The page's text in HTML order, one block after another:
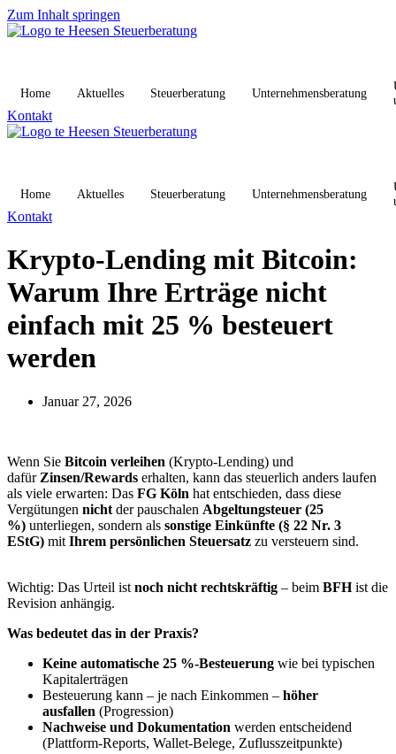
Zum Inhalt springen
Home Aktuelles Steuerberatung Unternehmensberatung
Kontakt
Home Aktuelles Steuerberatung Unternehmensberatung
Kontakt
Krypto-Lending mit Bitcoin:
Warum Ihre Erträge nicht
einfach mit 25 % besteuert
werden
Januar 27, 2026
Wenn Sie Bitcoin verleihen (Krypto-Lending) und
dafür Zinsen/Rewards erhalten, kann das steuerlich anders laufen
als viele erwarten: Das FG Köln hat entschieden, dass diese
Vergütungen nicht der pauschalen Abgeltungsteuer (25
%) unterliegen, sondern als sonstige Einkünfte (§ 22 Nr. 3
EStG) mit Ihrem persönlichen Steuersatz zu versteuern sind.
Wichtig: Das Urteil ist noch nicht rechtskräftig – beim BFHist die
Revision anhängig.
Was bedeutet das in der Praxis?
Keine automatische 25 %-Besteuerung wie bei typischen
Kapitalerträgen
Besteuerung kann – je nach Einkommen – höher
ausfallen (Progression)
Nachweise und Dokumentation werden entscheidend
(Plattform-Reports, Wallet-Belege, Zuflusszeitpunkte)